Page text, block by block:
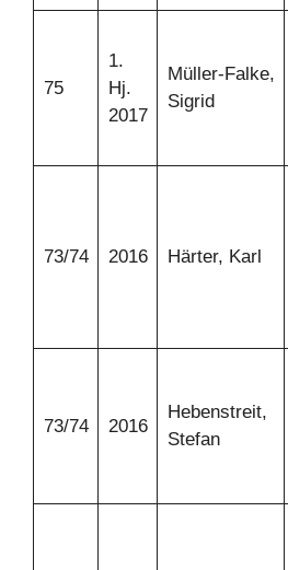
75
1.
Hj.
2017
Müller-Falke,
Sigrid
73/74 2016 Härter, Karl
73/74 2016
Hebenstreit,
Stefan